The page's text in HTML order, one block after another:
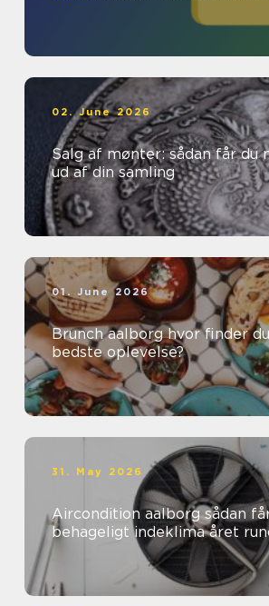
02. June 2026
Salg af mønter: sådan får du
ud af din samling
01. June 2026
Brunch aalborg hvor finder du den
bedste oplevelse?
31. May 2026
Aircondition aalborg sådan får du et
behageligt indeklima året